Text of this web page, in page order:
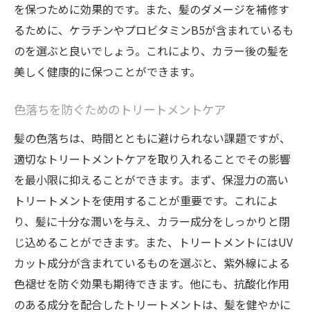
を保つために効果的です。また、髪のダメージを補修す
るために、ケラチンやプロビタミンB5が含まれているも
のを選ぶと良いでしょう。これにより、カラー後の髪を
美しく健康的に保つことができます。
色落ちを防ぐためのトリートメントケア
髪の色落ちは、時間とともに避けられない課題ですが、
適切なトリートメントケアを取り入れることでその影響
を最小限に抑えることができます。まず、保湿力の高い
トリートメントを使用することが重要です。これによ
り、髪に十分な潤いを与え、カラー成分をしっかりと閉
じ込めることができます。また、トリートメントにはUV
カット成分が含まれているものを選ぶと、紫外線による
色褪せを防ぐ効果も期待できます。他にも、抗酸化作用
のある成分を配合したトリートメントは、髪を健やかに